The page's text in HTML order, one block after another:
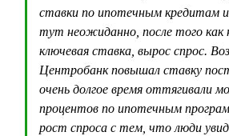
ставки по ипотечным кредитам
тут неожиданно, после того как
ключевая ставка, вырос спрос.
Центробанк повышал ставку
очень долгое время оттягивали
процентов по ипотечным
рост спроса с тем, что люди